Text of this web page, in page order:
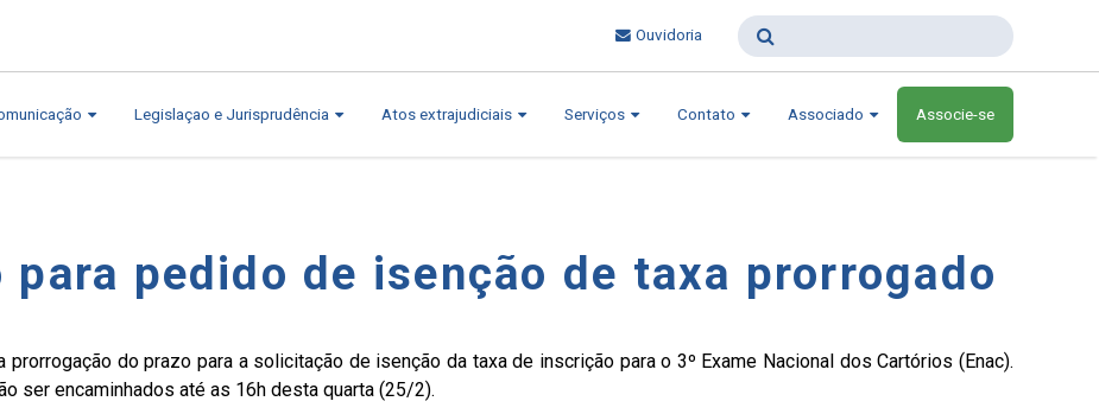
Ouvidoria
Legislaçao e Jurisprudência Atos extrajudiciais Serviços Contato Associado Associe-se
para pedido de isenção de taxa prorrogado
do prazo para a solicitação de isenção da taxa de inscrição para o 3º Exame Nacional dos Cartórios (Enac).
ser encaminhados até as 16h desta quarta (25/2).